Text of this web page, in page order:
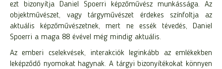
ezt bizonyítja Daniel Spoerri képzőművész munkássága. Az
objektművészet, vagy tárgyművészet érdekes színfoltja az
aktuális képzőművészetnek, mert ne essék tévedés, Daniel
Spoerri a maga 88 évével még mindig aktuális.
Az emberi cselekvések, interakciók leginkább az emlékekben
leképződő nyomokat hagynak. A tárgyi bizonyítékokat könnyen